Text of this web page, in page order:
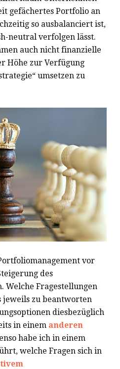
gefächertes Portfolio an
so ausbalanciert ist,
neutral verfolgen lässt.
auch nicht finanzielle
Höhe zur Verfügung
umsetzen zu
vor
des
Welche Fragestellungen
jeweils zu beantworten
diesbezüglich
in einem anderen
habe ich in einem
welche Fragen sich in